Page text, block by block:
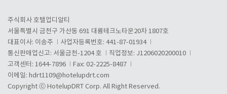
주식회사 호텔업디알티
서울특별시 금천구 가산동 691 대륭테크노타운20차 1807호
대표이사: 이송주
사업자등록번호: 441-87-01934
통신판매업신고: 서울금천-1204 호
직업정보: J1206020200010
고객센터: 1644-7896
Fax: 02-2225-8487
이메일: hdrt1109@hotelupdrt.com
Copyright ⓒ HotelupDRT Corp. All Right Reserved.